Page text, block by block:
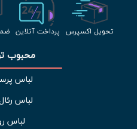
تحویل اکسپرس پرداخت آنلاین
محبوب
لباس
لباس
لباس